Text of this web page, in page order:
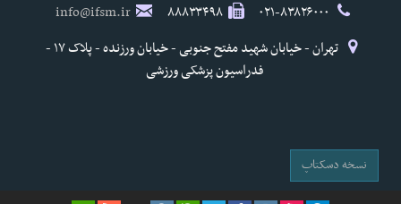
۸۸۸۳۳۴۹۸
info@ifsm.ir
تهران - خیابان شهید مفتح جنوبی - خیابان ورزنده - پلاک ۱۷ -
فدراسیون پزشکی ورزشی
نسخه دسکتاپ